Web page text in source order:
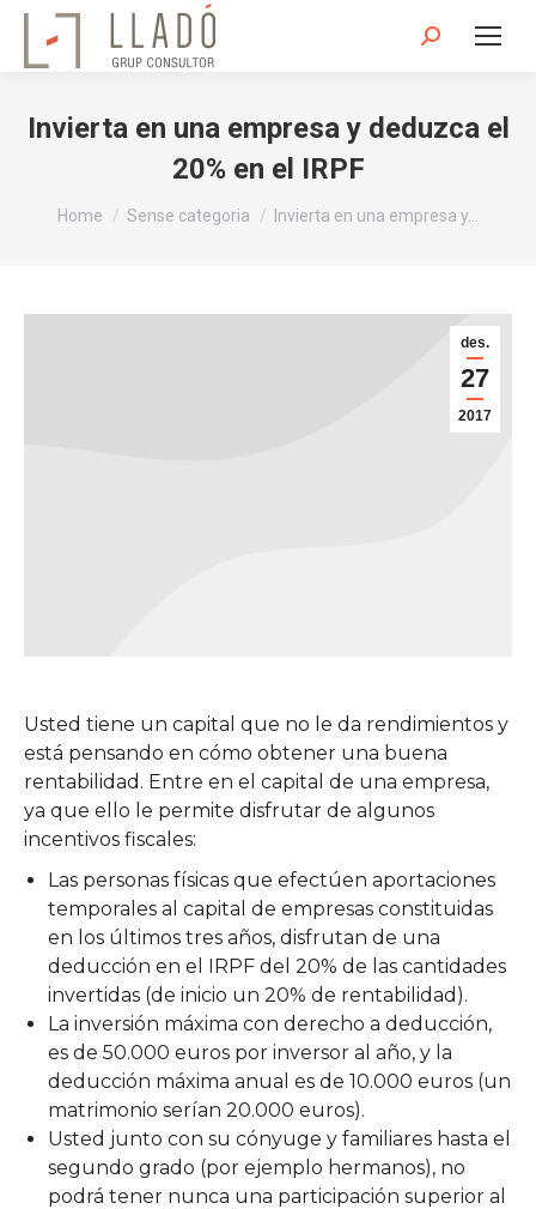
Search:
Invierta en una empresa y deduzca el
20% en el IRPF
You are here:
Home Sense categoria Invierta en una empresa y…
des.
27
2017
Usted tiene un capital que no le da rendimientos y
está pensando en cómo obtener una buena
rentabilidad. Entre en el capital de una empresa,
ya que ello le permite disfrutar de algunos
incentivos fiscales:
Las personas físicas que efectúen aportaciones
temporales al capital de empresas constituidas
en los últimos tres años, disfrutan de una
deducción en el IRPF del 20% de las cantidades
invertidas (de inicio un 20% de rentabilidad).
La inversión máxima con derecho a deducción,
es de 50.000 euros por inversor al año, y la
deducción máxima anual es de 10.000 euros (un
matrimonio serían 20.000 euros).
Usted junto con su cónyuge y familiares hasta el
segundo grado (por ejemplo hermanos), no
podrá tener nunca una participación superior al